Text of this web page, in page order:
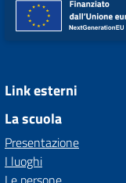
Link esterni
La scuola
Presentazione
I luoghi